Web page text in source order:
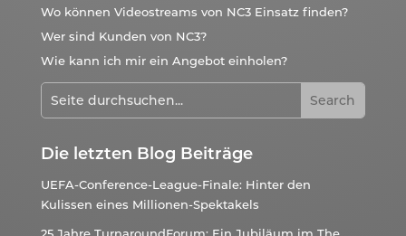
Wo können Videostreams von NC3 Einsatz finden?
Wer sind Kunden von NC3?
Wie kann ich mir ein Angebot einholen?
Die letzten Blog Beiträge
UEFA-Conference-League-Finale: Hinter den
Kulissen eines Millionen-Spektakels